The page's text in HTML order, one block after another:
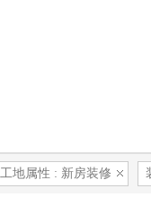
工地属性 : 新房装修